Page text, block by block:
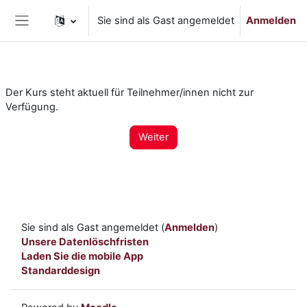
Website-Übersicht
Sie sind als Gast angemeldet Anmelden
Der Kurs steht aktuell für Teilnehmer/innen nicht zur
Verfügung.
Weiter
Sie sind als Gast angemeldet (Anmelden)
Unsere Datenlöschfristen
Laden Sie die mobile App
Standarddesign